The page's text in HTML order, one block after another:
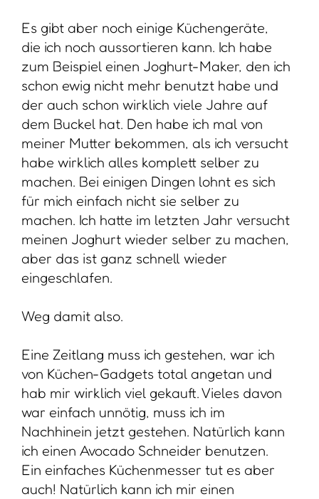
Es gibt aber noch einige Küchengeräte,
die ich noch aussortieren kann. Ich habe
zum Beispiel einen Joghurt-Maker, den ich
schon ewig nicht mehr benutzt habe und
der auch schon wirklich viele Jahre auf
dem Buckel hat. Den habe ich mal von
meiner Mutter bekommen, als ich versucht
habe wirklich alles komplett selber zu
machen. Bei einigen Dingen lohnt es sich
für mich einfach nicht sie selber zu
machen. Ich hatte im letzten Jahr versucht
meinen Joghurt wieder selber zu machen,
aber das ist ganz schnell wieder
eingeschlafen.
Weg damit also.
Eine Zeitlang muss ich gestehen, war ich
von Küchen-Gadgets total angetan und
hab mir wirklich viel gekauft. Vieles davon
war einfach unnötig, muss ich im
Nachhinein jetzt gestehen. Natürlich kann
ich einen Avocado Schneider benutzen.
Ein einfaches Küchenmesser tut es aber
auch! Natürlich kann ich mir einen